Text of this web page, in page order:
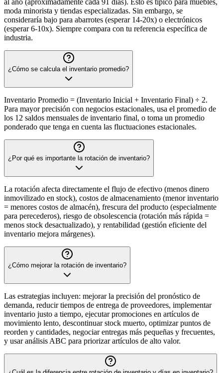
al año (aproximadamente cada 91 días). Esto es típico para muebles,
moda minorista y tiendas especializadas. Sin embargo, se
consideraría bajo para abarrotes (esperar 14-20x) o electrónicos
(esperar 6-10x). Siempre compara con tu referencia específica de
industria.
¿Cómo se calcula el inventario promedio?
Inventario Promedio = (Inventario Inicial + Inventario Final) ÷ 2.
Para mayor precisión con negocios estacionales, usa el promedio de
los 12 saldos mensuales de inventario final, o toma un promedio
ponderado que tenga en cuenta las fluctuaciones estacionales.
¿Por qué es importante la rotación de inventario?
La rotación afecta directamente el flujo de efectivo (menos dinero
inmovilizado en stock), costos de almacenamiento (menor inventario
= menores costos de almacén), frescura del producto (especialmente
para perecederos), riesgo de obsolescencia (rotación más rápida =
menos stock desactualizado), y rentabilidad (gestión eficiente del
inventario mejora márgenes).
¿Cómo mejorar la rotación de inventario?
Las estrategias incluyen: mejorar la precisión del pronóstico de
demanda, reducir tiempos de entrega de proveedores, implementar
inventario justo a tiempo, ejecutar promociones en artículos de
movimiento lento, descontinuar stock muerto, optimizar puntos de
reorden y cantidades, negociar entregas más pequeñas y frecuentes,
y usar análisis ABC para priorizar artículos de alto valor.